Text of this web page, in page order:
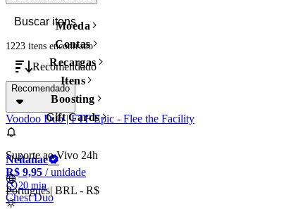
Moeda
Contas
Recargas
Itens
Boosting
Gift Cards
Suporte ao Vivo 24h
Português| BRL - R$
1223 itens encontrado
Recomendado
Recomendado
Voodoo Duo | FTF Epic - Flee the Facility
Neitanae
R$ 9,95 / unidade
20 min
Chest Duo